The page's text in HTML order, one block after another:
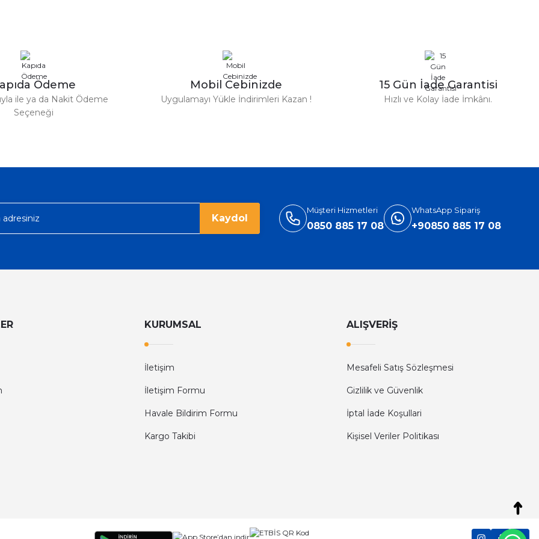
ile hızlı ve sağlam bir şekilde
Diğer yorumları göster
100 Ml
Chanel Coco Mademoiselle Edp Kadın Parfüm 100 Ml
7.160,00 TL 4.152,80 TL
Ödeme
ile ya da Nakit Ödeme
Seçeneği
Mobil Cebinizde
Uygulamayı Yükle İndirimleri Kazan !
15 Gün İade Garantisi
Hızlı ve Kolay İade İmkânı.
Kaydol
Müşteri Hizmetleri
0850 885 17 08
WhatsApp Sipariş
+90850 885 17 08
KURUMSAL
İletişim
İletişim Formu
Havale Bildirim Formu
Kargo Takibi
ALIŞVERİŞ
Mesafeli Satış Sözleşmesi
Gizlilik ve Güvenlik
İptal İade Koşullari
Kişisel Veriler Politikası